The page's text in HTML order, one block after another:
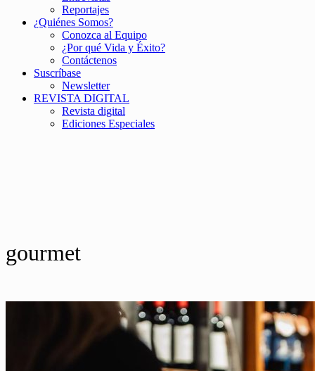
Reportajes
¿Quiénes Somos?
Conozca al Equipo
¿Por qué Vida y Éxito?
Contáctenos
Suscríbase
Newsletter
REVISTA DIGITAL
Revista digital
Ediciones Especiales
gourmet